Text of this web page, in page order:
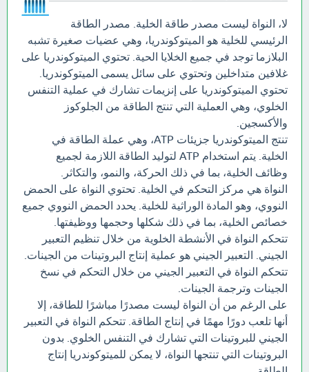
لا، النواة ليست مصدر طاقة الخلية. مصدر الطاقة
الرئيسي للخلية هو الميتوكوندريا، وهي عضيات صغيرة تشبه
البلازما توجد في جميع الخلايا الحية. تحتوي الميتوكوندريا على
غلافين متداخلين وتحتوي على سائل يسمى الميتوكوندريا.
تحتوي الميتوكوندريا على إنزيمات تشارك في عملية التنفس
الخلوي، وهي العملية التي تنتج الطاقة من الجلوكوز
والأكسجين.
تنتج الميتوكوندريا جزيئات ATP، وهي عملة الطاقة في
الخلية. يتم استخدام ATP لتوليد الطاقة اللازمة لجميع
وظائف الخلية، بما في ذلك الحركة، والنمو، والتكاثر.
النواة هي مركز التحكم في الخلية. تحتوي النواة على الحمض
النووي، وهو المادة الوراثية للخلية. يحدد الحمض النووي جميع
خصائص الخلية، بما في ذلك شكلها وحجمها ووظيفتها.
تتحكم النواة في الأنشطة الخلوية من خلال تنظيم التعبير
الجيني. التعبير الجيني هو عملية إنتاج البروتينات من الجينات.
تتحكم النواة في التعبير الجيني من خلال التحكم في نسخ
الجينات وترجمة الجينات.
على الرغم من أن النواة ليست مصدرًا مباشرًا للطاقة، إلا
أنها تلعب دورًا مهمًا في إنتاج الطاقة. تتحكم النواة في التعبير
الجيني للبروتينات التي تشارك في التنفس الخلوي. بدون
البروتينات التي تنتجها النواة، لا يمكن للميتوكوندريا إنتاج